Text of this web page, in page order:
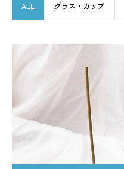
ALL グラス・カップ